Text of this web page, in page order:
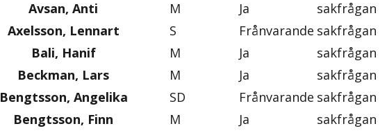
Avsan, Anti
M Ja sakfrågan
Axelsson, Lennart
S Frånvarande sakfrågan
Bali, Hanif
M Ja sakfrågan
Beckman, Lars
M Ja sakfrågan
Bengtsson, Angelika
SD Frånvarande sakfrågan
Bengtsson, Finn
M Ja sakfrågan